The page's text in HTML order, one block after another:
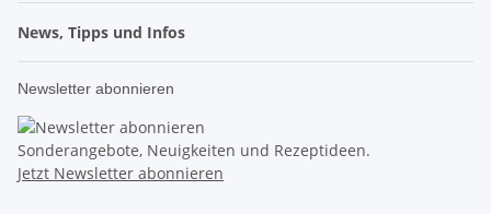
News, Tipps und Infos
Newsletter abonnieren
Sonderangebote, Neuigkeiten und Rezeptideen.
Jetzt Newsletter abonnieren